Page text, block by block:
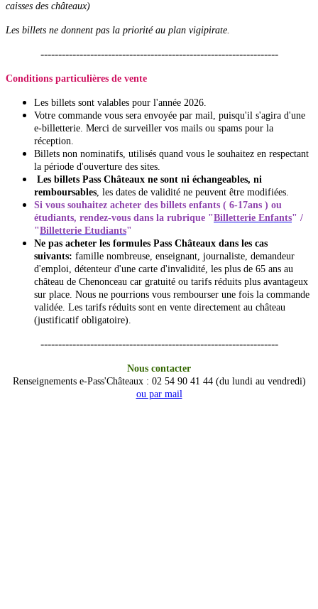
caisses des châteaux)
Les billets ne donnent pas la priorité au plan vigipirate.
-------------------------------------------------------------------
Conditions particulières de vente
Les billets sont valables pour l'année 2026.
Votre commande vous sera envoyée par mail, puisqu'il s'agira d'une
e-billetterie. Merci de surveiller vos mails ou spams pour la
réception.
Billets non nominatifs, utilisés quand vous le souhaitez en respectant
la période d'ouverture des sites.
Les billets Pass Châteaux ne sont ni échangeables, ni
remboursables, les dates de validité ne peuvent être modifiées.
Si vous souhaitez acheter des billets enfants ( 6-17ans ) ou
étudiants, rendez-vous dans la rubrique "Billetterie Enfants" /
"Billetterie Etudiants"
Ne pas acheter les formules Pass Châteaux dans les cas
suivants: famille nombreuse, enseignant, journaliste, demandeur
d'emploi, détenteur d'une carte d'invalidité, les plus de 65 ans au
château de Chenonceau car gratuité ou tarifs réduits plus avantageux
sur place. Nous ne pourrions vous rembourser une fois la commande
validée. Les tarifs réduits sont en vente directement au château
(justificatif obligatoire).
-------------------------------------------------------------------
Nous contacter
Renseignements e-Pass'Châteaux : 02 54 90 41 44 (du lundi au vendredi)
ou par mail